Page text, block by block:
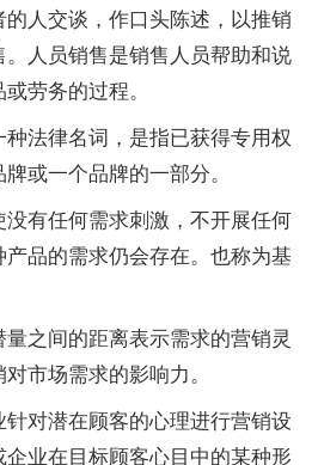
人交谈，作口头陈述，以推销
人员销售是销售人员帮助和说
劳务的过程。
法律名词，是指已获得专用权
或一个品牌的一部分。
有任何需求刺激，不开展任何
品的需求仍会存在。也称为基
之间的距离表示需求的营销灵
市场需求的影响力。
对潜在顾客的心理进行营销设
业在目标顾客心目中的某种形